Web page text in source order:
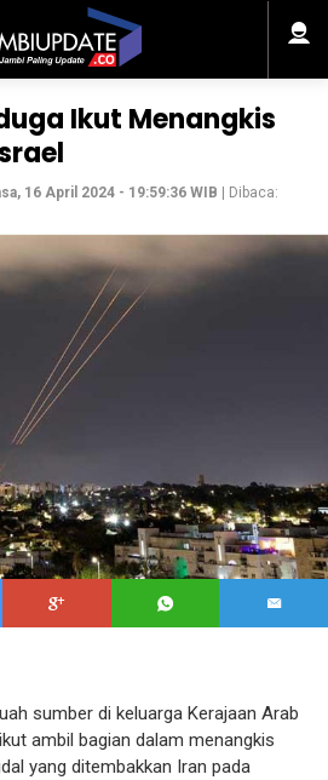
Ikut Menangkis
16 April 2024 - 19:59:36 WIB | Dibaca:
sumber di keluarga Kerajaan Arab
ambil bagian dalam menangkis
yang ditembakkan Iran pada